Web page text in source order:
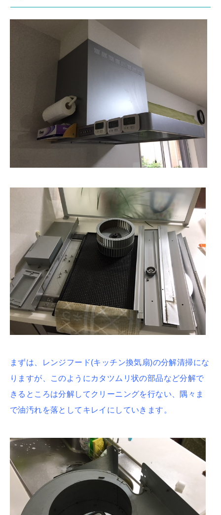
まずは、レンジフード(キッチン換気扇)の分解清掃にな
りますが、このようにカタツムリ状の部品など分解で
きるところは分解してクリーニングを行ない、隅々ま
で油汚れを落としてキレイにしていきます。